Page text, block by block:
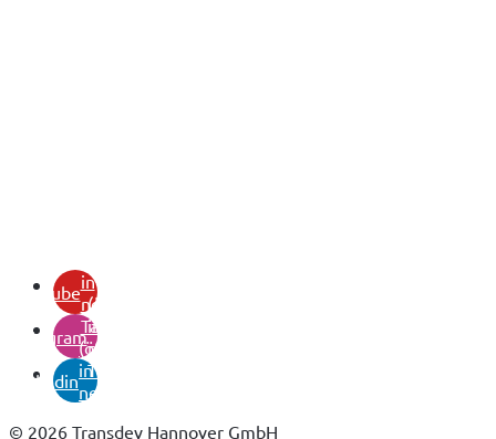
youtubein
neuem
Tab)
instagram
(öffnet
in
neuem
Tab)
linkedin
(öffnet
in
neuem
© 2026 Transdev Hannover GmbH